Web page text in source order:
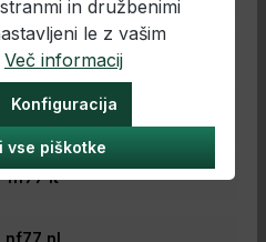
košarico
in družbenimi
le z vašim
Več informacij
Konfiguracija
vse piškotke
nf77 hr
nf77 hu
nf77 it
nf77 nl